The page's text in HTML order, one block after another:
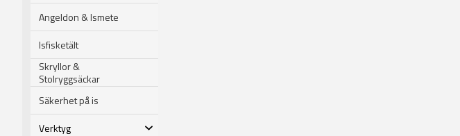
Angeldon & Ismete
Isfisketält
Skryllor &
Stolryggsäckar
Säkerhet på is
Verktyg